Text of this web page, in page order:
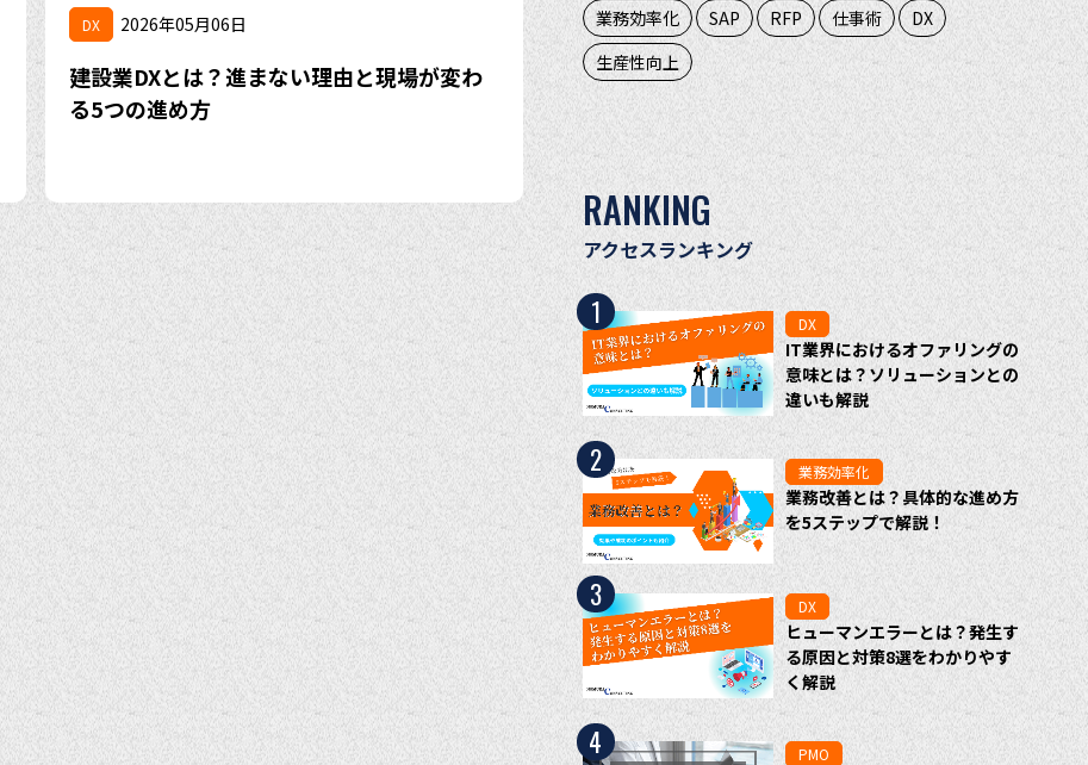
DX 2026年05月06日
建設業DXとは？進まない理由と現場が変わ
る5つの進め方
業務効率化
SAP RFP 仕事術
DX
生産性向上
RANKING
アクセスランキング
1 DX
IT業界におけるオファリングの
意味とは？ソリューションとの
違いも解説
2 業務効率化
業務改善とは？具体的な進め方
を5ステップで解説！
3 DX
ヒューマンエラーとは？発生す
る原因と対策8選をわかりやす
く解説
4 PMO